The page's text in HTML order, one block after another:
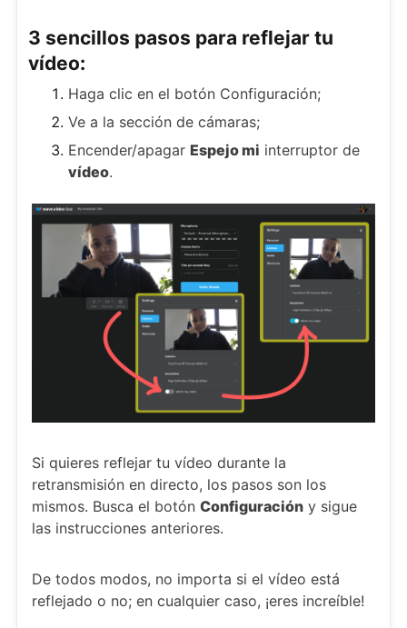
3 sencillos pasos para reflejar tu
vídeo:
Haga clic en el botón Configuración;
Ve a la sección de cámaras;
Encender/apagar Espejo mi interruptor de
vídeo.
Si quieres reflejar tu vídeo durante la
retransmisión en directo, los pasos son los
mismos. Busca el botón Configuración y sigue
las instrucciones anteriores.
De todos modos, no importa si el vídeo está
reflejado o no; en cualquier caso, ¡eres increíble!